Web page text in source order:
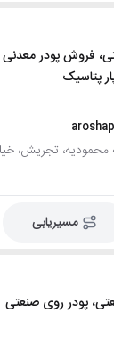
فروش پودر
پتاسیک
1، محله محمودیه،
مسیریابی
پودر روی صنعتی